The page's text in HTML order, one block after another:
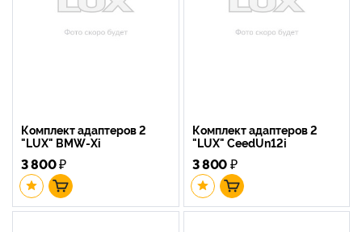
Комплект адаптеров 2
"LUX" BMW-Xi
3 800₽
Комплект адаптеров 2
"LUX" CeedUn12i
3 800₽